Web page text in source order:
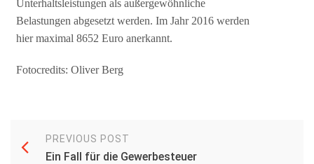
Unterhaltsleistungen als außergewöhnliche
Belastungen abgesetzt werden. Im Jahr 2016 werden
hier maximal 8652 Euro anerkannt.
Fotocredits: Oliver Berg
PREVIOUS POST
Ein Fall für die Gewerbesteuer